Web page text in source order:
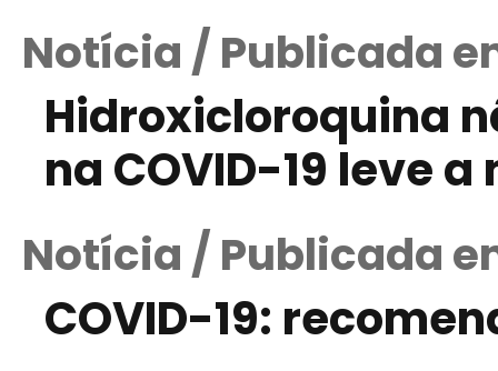
Notícia / Publicada
Hidroxicloroquina
na COVID-19 leve
Notícia / Publicada
COVID-19: